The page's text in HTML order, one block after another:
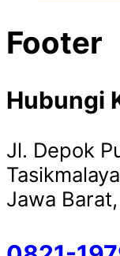
Footer
Hubungi
Jl. Depok
Tasikmalaya
Jawa